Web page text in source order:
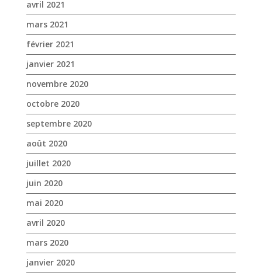
avril 2021
mars 2021
février 2021
janvier 2021
novembre 2020
octobre 2020
septembre 2020
août 2020
juillet 2020
juin 2020
mai 2020
avril 2020
mars 2020
janvier 2020